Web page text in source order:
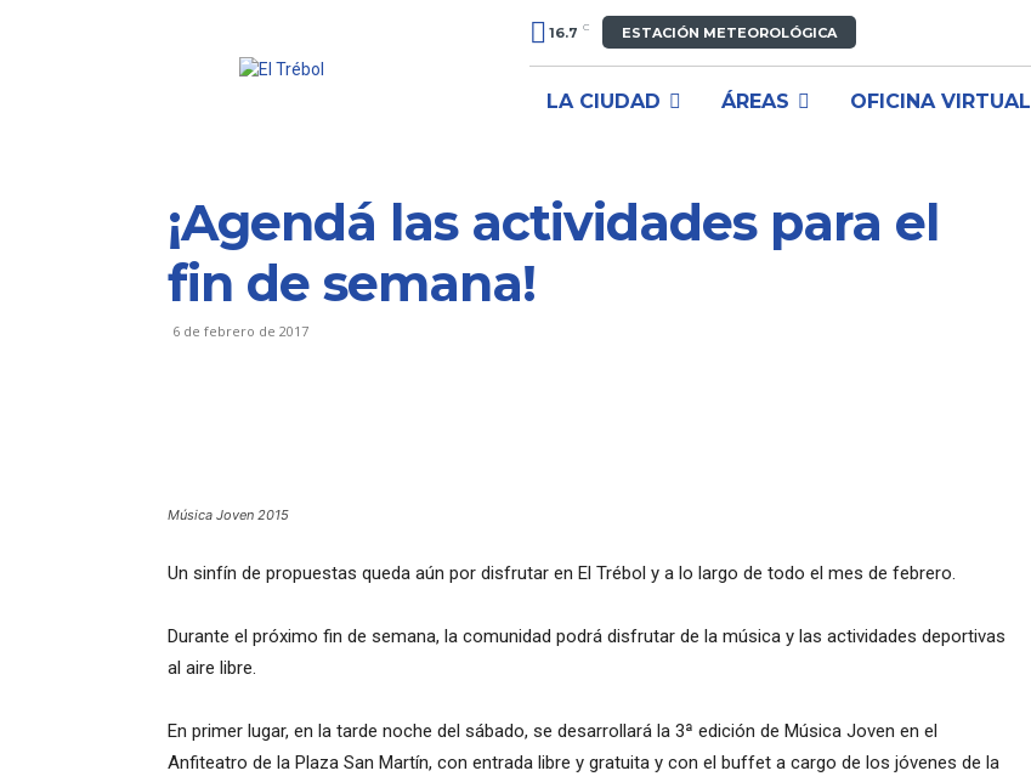
16.7 C ESTACIÓN METEOROLÓGICA
LA CIUDAD ÁREAS OFICINA VIRTUAL
¡Agendá las actividades para el
fin de semana!
6 de febrero de 2017
Música Joven 2015
Un sinfín de propuestas queda aún por disfrutar en El Trébol y a lo largo de todo el mes de febrero.
Durante el próximo fin de semana, la comunidad podrá disfrutar de la música y las actividades deportivas
al aire libre.
En primer lugar, en la tarde noche del sábado, se desarrollará la 3ª edición de Música Joven en el
Anfiteatro de la Plaza San Martín, con entrada libre y gratuita y con el buffet a cargo de los jóvenes de la